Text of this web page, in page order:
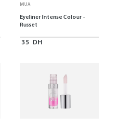
MUA
Eyeliner Intense Colour -
Russet
35 DH